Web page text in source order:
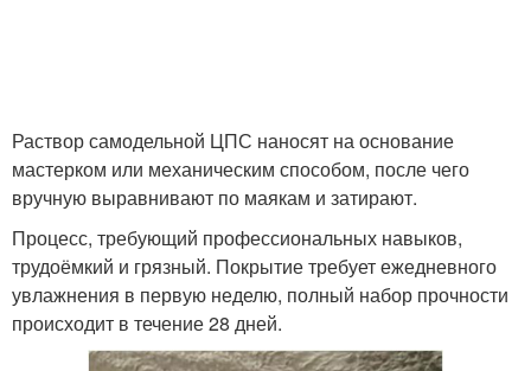
Раствор самодельной ЦПС наносят на основание
мастерком или механическим способом, после чего
вручную выравнивают по маякам и затирают.
Процесс, требующий профессиональных навыков,
трудоёмкий и грязный. Покрытие требует ежедневного
увлажнения в первую неделю, полный набор прочности
происходит в течение 28 дней.